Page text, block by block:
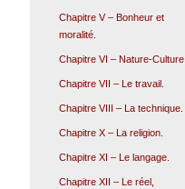
Chapitre V – Bonheur et
moralité.
Chapitre VI – Nature-Culture.
Chapitre VII – Le travail.
Chapitre VIII – La technique.
Chapitre X – La religion.
Chapitre XI – Le langage.
Chapitre XII – Le réel,